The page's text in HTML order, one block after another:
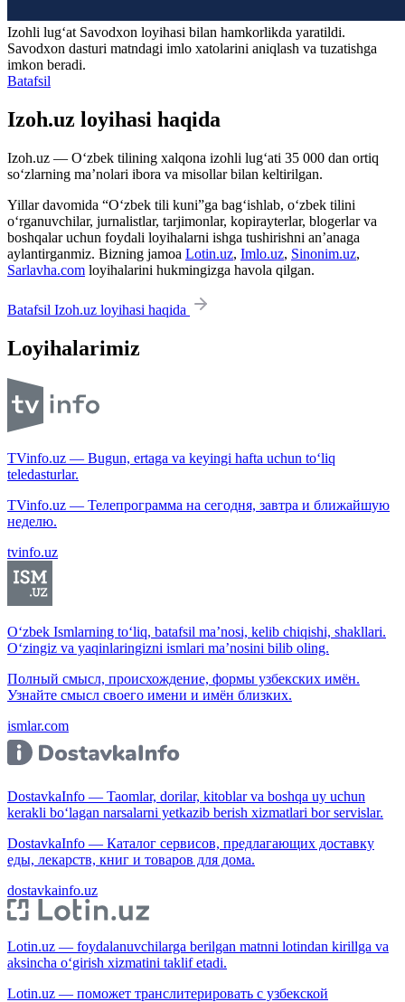
Izohli lugʻat Savodxon loyihasi bilan hamkorlikda yaratildi.
Savodxon dasturi matndagi imlo xatolarini aniqlash va tuzatishga
imkon beradi.
Batafsil
Izoh.uz loyihasi haqida
Izoh.uz — O‘zbek tilining xalqona izohli lug‘ati 35 000 dan ortiq
so‘zlarning ma’nolari ibora va misollar bilan keltirilgan.
Yillar davomida “O‘zbek tili kuni”ga bag‘ishlab, o‘zbek tilini
o‘rganuvchilar, jurnalistlar, tarjimonlar, kopirayterlar, blogerlar va
boshqalar uchun foydali loyihalarni ishga tushirishni an’anaga
aylantirganmiz. Bizning jamoa Lotin.uz, Imlo.uz, Sinonim.uz,
Sarlavha.com loyihalarini hukmingizga havola qilgan.
Batafsil Izoh.uz loyihasi haqida
Loyihalarimiz
TVinfo.uz — Bugun, ertaga va keyingi hafta uchun to‘liq
teledasturlar.
TVinfo.uz — Телепрограмма на сегодня, завтра и ближайшую
неделю.
tvinfo.uz
O‘zbek Ismlarning to‘liq, batafsil ma’nosi, kelib chiqishi, shakllari.
O‘zingiz va yaqinlaringizni ismlari ma’nosini bilib oling.
Полный смысл, происхождение, формы узбекских имён.
Узнайте смысл своего имени и имён близких.
ismlar.com
DostavkaInfo — Taomlar, dorilar, kitoblar va boshqa uy uchun
kerakli bo‘lagan narsalarni yetkazib berish xizmatlari bor servislar.
DostavkaInfo — Каталог сервисов, предлагающих доставку
еды, лекарств, книг и товаров для дома.
dostavkainfo.uz
Lotin.uz — foydalanuvchilarga berilgan matnni lotindan kirillga va
aksincha o‘girish xizmatini taklif etadi.
Lotin.uz — поможет транслитерировать с узбекской